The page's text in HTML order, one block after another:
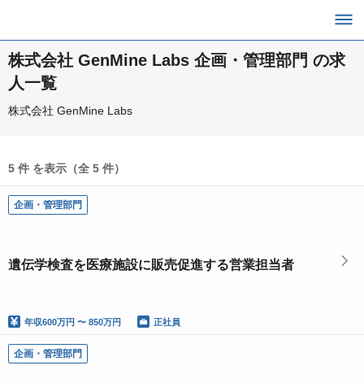
株式会社 GenMine Labs 企画・管理部門 の求
人一覧
株式会社 GenMine Labs
5 件 を表示（全 5 件）
企画・管理部門
遺伝学検査を医療施設に販売促進する営業担当者
年収600万円 〜 850万円 正社員
企画・管理部門